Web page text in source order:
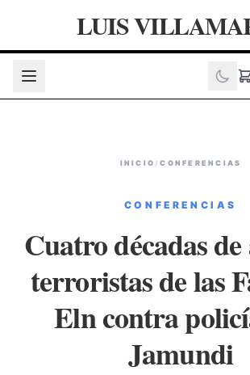
LUIS
INICIO /CONFERENCIAS
CONFERENCIAS
Cuatro décadas de
terroristas de las
Eln contra
Jamundi